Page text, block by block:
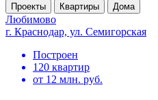
Проекты Квартиры Дома
Любимово
г. Краснодар, ул. Семигорская
Построен
120 квартир
от 12 млн. руб.